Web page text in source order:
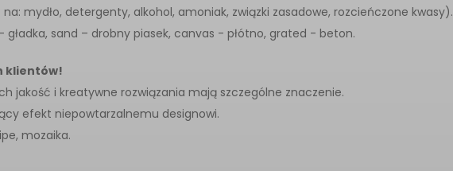
mydło, detergenty, alkohol, amoniak, związki zasadowe, rozcieńczone kwasy).
sand – drobny piasek, canvas - płótno, grated - beton.
klientów!
jakość i kreatywne rozwiązania mają szczególne znaczenie.
efekt niepowtarzalnemu designowi.
mozaika.